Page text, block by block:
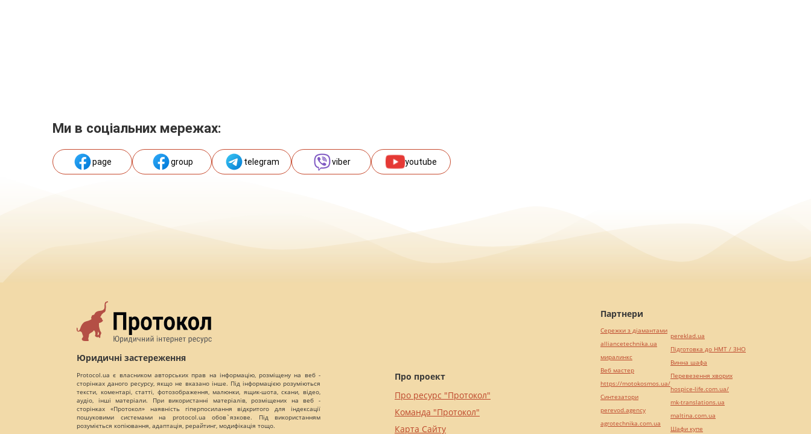
Ми в соціальних мережах:
page group telegram viber youtube
Юридичні застереження
Protocol.ua є власником авторських прав на інформацію, розміщену на веб -
сторінках даного ресурсу, якщо не вказано інше. Під інформацією розуміються
тексти, коментарі, статті, фотозображення, малюнки, ящик-шота, скани, відео,
аудіо, інші матеріали. При використанні матеріалів, розміщених на веб -
сторінках «Протокол» наявність гіперпосилання відкритого для індексації
пошуковими системами на protocol.ua обов`язкове. Під використанням
розуміється копіювання, адаптація, рерайтинг, модифікація тощо.
Про проект
Про ресурс "Протокол"
Команда "Протокол"
Карта Сайту
Партнери
Сережки з діамантами
alliancetechnika.ua
миралинкс
Веб мастер
https://motokosmos.ua/
Синтезатори
perevod.agency
agrotechnika.com.ua
pereklad.ua
Підготовка до НМТ / ЗНО
Винна шафа
Перевезення хворих
hospice-life.com.ua/
mk-translations.ua
maltina.com.ua
Шафи купе